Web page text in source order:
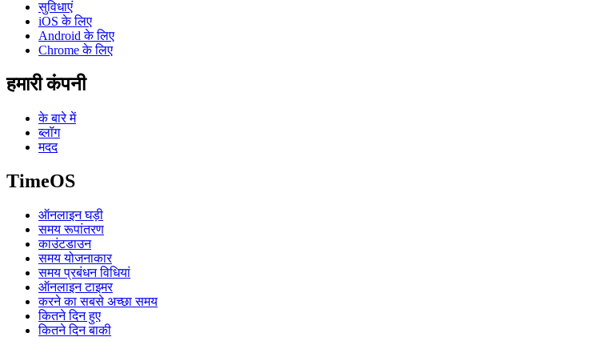
सुविधाएं
iOS के लिए
Android के लिए
Chrome के लिए
हमारी कंपनी
के बारे में
ब्लॉग
मदद
TimeOS
ऑनलाइन घड़ी
समय रूपांतरण
काउंटडाउन
समय योजनाकार
समय प्रबंधन विधियां
ऑनलाइन टाइमर
करने का सबसे अच्छा समय
कितने दिन हुए
कितने दिन बाकी